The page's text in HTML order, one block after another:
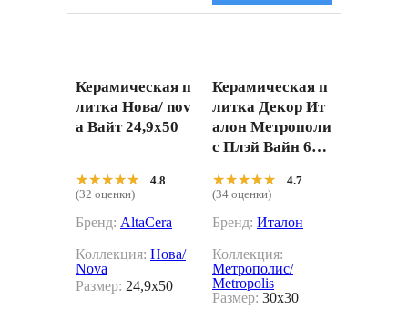
Керамическая п
литка Нова/ nov
a Вайт 24,9x50
★★★★★
★★★★★
4.8
(32 оценки)
Бренд: AltaCera
Коллекция: Нова/
Nova
Размер: 24,9x50
Керамическая п
литка Декор Ит
алон Метрополи
с Плэй Вайн 600
вый 30x30
★★★★★
★★★★★
4.7
(34 оценки)
Бренд: Италон
Коллекция:
Метрополис/
Metropolis
Размер: 30x30